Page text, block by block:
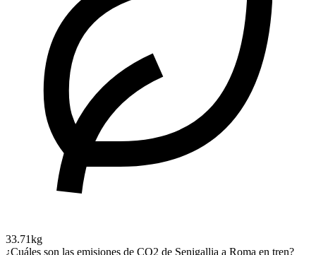
33.71kg
¿Cuáles son las emisiones de CO2 de Senigallia a Roma en tren?